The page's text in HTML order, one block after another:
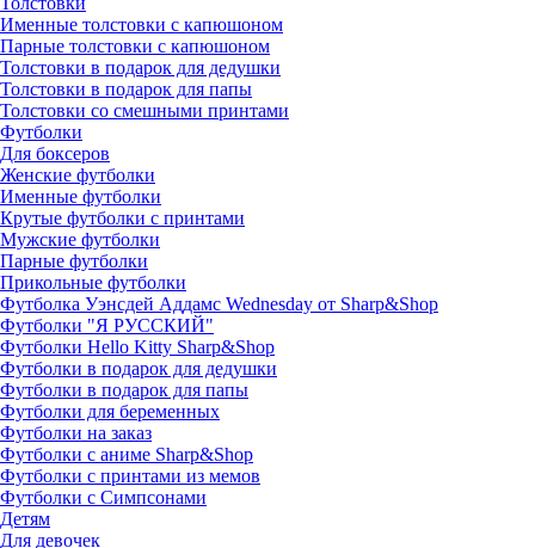
Именные толстовки с капюшоном
Парные толстовки с капюшоном
Толстовки в подарок для дедушки
Толстовки в подарок для папы
Толстовки со смешными принтами
Футболки
Для боксеров
Женские футболки
Именные футболки
Крутые футболки с принтами
Мужские футболки
Парные футболки
Прикольные футболки
Футболка Уэнсдей Аддамс Wednesday от Sharp&Shop
Футболки "Я РУССКИЙ"
Футболки Hello Kitty Sharp&Shop
Футболки в подарок для дедушки
Футболки в подарок для папы
Футболки для беременных
Футболки на заказ
Футболки с аниме Sharp&Shop
Футболки с принтами из мемов
Футболки с Симпсонами
Детям
Для девочек